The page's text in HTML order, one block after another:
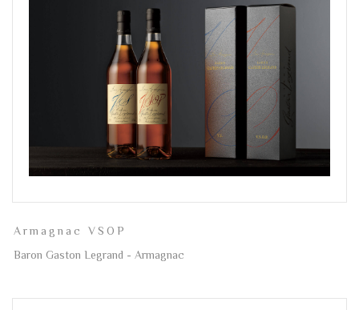
Armagnac VSOP
Baron Gaston Legrand - Armagnac